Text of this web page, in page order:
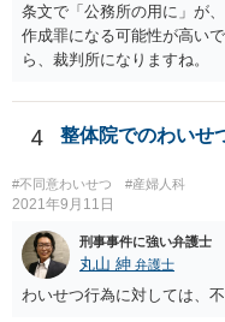
適切なだけで、たとえば言
が、当病院は現在大部屋が
の緊急手術には応じられま
が望ましい状況における病
かについても考え方が分か
通達に民間に対する法的拘
力しかありません)を考えれ
院側からは同意書に「１日
貨として不当に支払を拒ん
ご家族がその大学病院を受
条文で「公務所の用に」が
作成罪になる可能性が高い
ら、裁判所になりますね。
4 整体院でのわいせ
#不同意わいせつ #産婦人科
2021年9月11日
刑事事件に強い弁護士
丸山 紳 弁護士
わいせつ行為に対しては、